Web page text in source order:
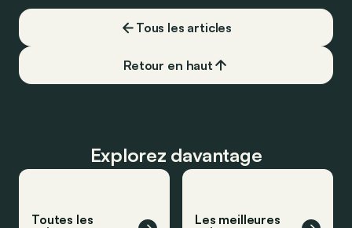
Tous les articles
Retour en haut
Explorez davantage
Toutes les
Les meilleures